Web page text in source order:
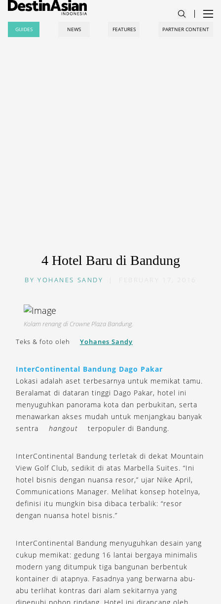
GUIDES NEWS FEATURES PARTNER CONTENT
4 Hotel Baru di Bandung
BYYOHANES SANDY FEBRUARY 17, 2016
Kolam renang di Crowne Plaza Bandung.
Teks & foto oleh
Yohanes Sandy
InterContinental Bandung Dago Pakar
Lokasi adalah aset terbesarnya untuk memikat tamu.
Beralamat di dataran tinggi Dago Pakar, hotel ini
menyuguhkan panorama kota dan perbukitan, serta
menawarkan akses mudah untuk menjangkau banyak
sentra
hangout terpopuler di Bandung.
InterContinental Bandung terletak di dekat Mountain
View Golf Club, sedikit di atas Marbella Suites. “Ini
hotel bisnis dengan nuansa resor,” ujar Nike April,
Communications Manager. Melihat konsep hotelnya,
definisi itu mungkin bisa dibaca terbalik: “resor
dengan nuansa hotel bisnis.”
InterContinental Bandung menyuguhkan desain yang
cukup memikat: gedung 16 lantai bergaya minimalis
modern yang ditumpuk tiga bangunan berbentuk
kontainer di atapnya. Fasadnya yang berwarna abu-
abu terlihat kontras dari alam sekitarnya yang